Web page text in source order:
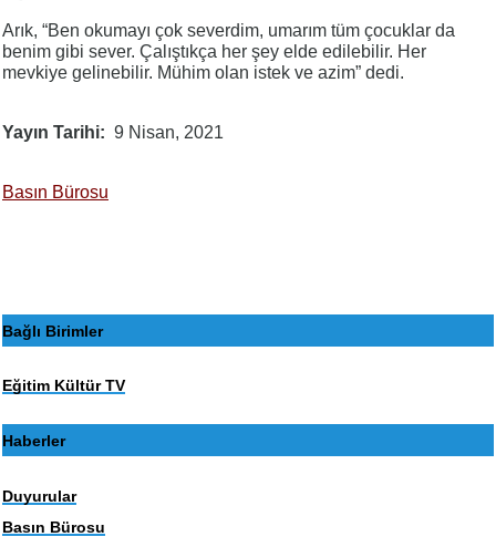
Arık, “Ben okumayı çok severdim, umarım tüm çocuklar da
benim gibi sever. Çalıştıkça her şey elde edilebilir. Her
mevkiye gelinebilir. Mühim olan istek ve azim” dedi.
Yayın Tarihi 9 Nisan, 2021
Basın Bürosu
Bağlı Birimler
Eğitim Kültür TV
Haberler
Duyurular
Basın Bürosu